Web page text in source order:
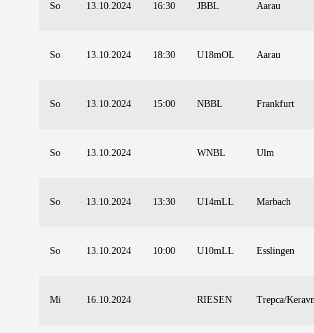
So 13.10.2024 16:30 JBBL Aarau
So 13.10.2024 18:30 U18mOL Aarau
So 13.10.2024 15:00 NBBL Frankfurt
So 13.10.2024 WNBL Ulm
So 13.10.2024 13:30 U14mLL Marbach
So 13.10.2024 10:00 U10mLL Esslingen
Mi 16.10.2024 RIESEN Trepca/